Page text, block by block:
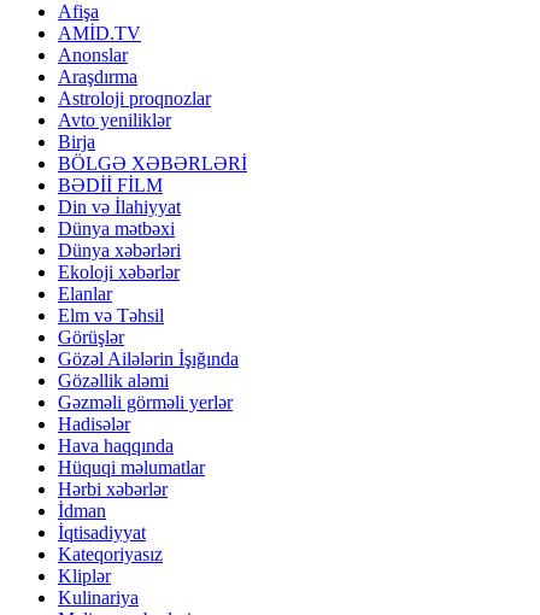
Afişa
AMİD.TV
Anonslar
Araşdırma
Astroloji proqnozlar
Avto yeniliklər
Birja
BÖLGƏ XƏBƏRLƏRİ
BƏDİİ FİLM
Din və İlahiyyat
Dünya mətbəxi
Dünya xəbərləri
Ekoloji xəbərlər
Elanlar
Elm və Təhsil
Görüşlər
Gözəl Ailələrin İşığında
Gözəllik aləmi
Gəzməli görməli yerlər
Hadisələr
Hava haqqında
Hüquqi məlumatlar
Hərbi xəbərlər
İdman
İqtisadiyyat
Kateqoriyasız
Kliplər
Kulinariya